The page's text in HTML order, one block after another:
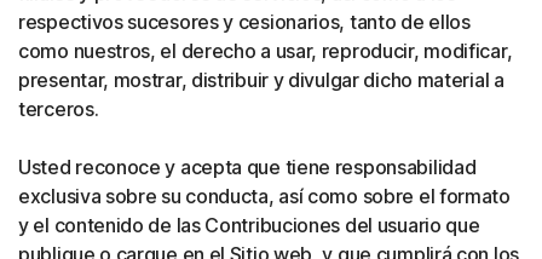
respectivos sucesores y cesionarios, tanto de ellos
como nuestros, el derecho a usar, reproducir, modificar,
presentar, mostrar, distribuir y divulgar dicho material a
terceros.
Usted reconoce y acepta que tiene responsabilidad
exclusiva sobre su conducta, así como sobre el formato
y el contenido de las Contribuciones del usuario que
publique o cargue en el Sitio web, y que cumplirá con los